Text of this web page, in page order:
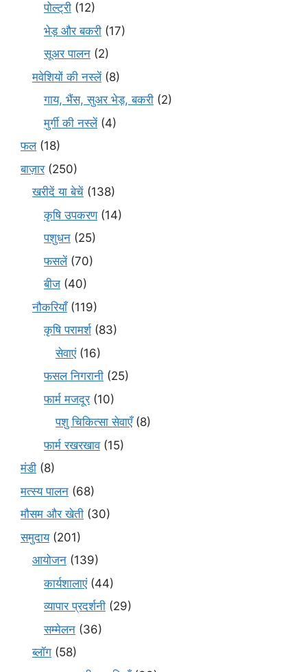
पोल्ट्री (12)
भेड़ और बकरी (17)
सूअर पालन (2)
मवेशियों की नस्लें(8)
गाय, भैंस, सुअर भेड़, बकरी (2)
मुर्गी की नस्लें(4)
फल(18)
बाज़ार(250)
खरीदें या बेचें (138)
कृषि उपकरण(14)
पशुधन (25)
फसलें(70)
बीज (40)
नौकरियाँ(119)
कृषि परामर्श(83)
सेवाएं(16)
फसल निगरानी (25)
फार्म मजदूर(10)
पशु चिकित्सा सेवाएँ(8)
फार्म रखरखाव(15)
मंडी (8)
मत्स्य पालन (68)
मौसम और खेती (30)
समुदाय(201)
आयोजन (139)
कार्यशालाएं(44)
व्यापार प्रदर्शनी (29)
सम्मेलन (36)
ब्लॉग (58)